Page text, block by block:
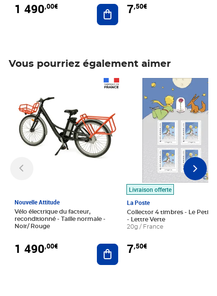
1 490,00€ Ajouter au panier
7,50€
Vous pourriez également aimer
Nouvelle Attitude
Vélo électrique du facteur,
reconditionné - Taille normale -
Noir/ Rouge
1 490,00€ Ajouter au panier
Livraison offerte
La Poste
Collector 4 timbres - Le Petit
- Lettre Verte
20g / France
7,50€
Prix 7,50€